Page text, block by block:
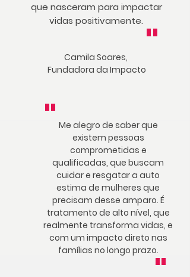
que nasceram para impactar
vidas positivamente. "
Camila Soares,
Fundadora da Impacto
" Me alegro de saber que
existem pessoas
comprometidas e
qualificadas, que buscam
cuidar e resgatar a auto
estima de mulheres que
precisam desse amparo. É
tratamento de alto nível, que
realmente transforma vidas, e
com um impacto direto nas
famílias no longo prazo.